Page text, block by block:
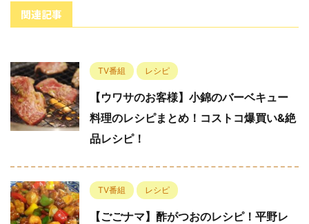
関連記事
TV番組 レシピ
【ウワサのお客様】小錦のバーベキュー
料理のレシピまとめ！コストコ爆買い&絶
品レシピ！
TV番組 レシピ
【ごごナマ】酢がつおのレシピ！平野レ